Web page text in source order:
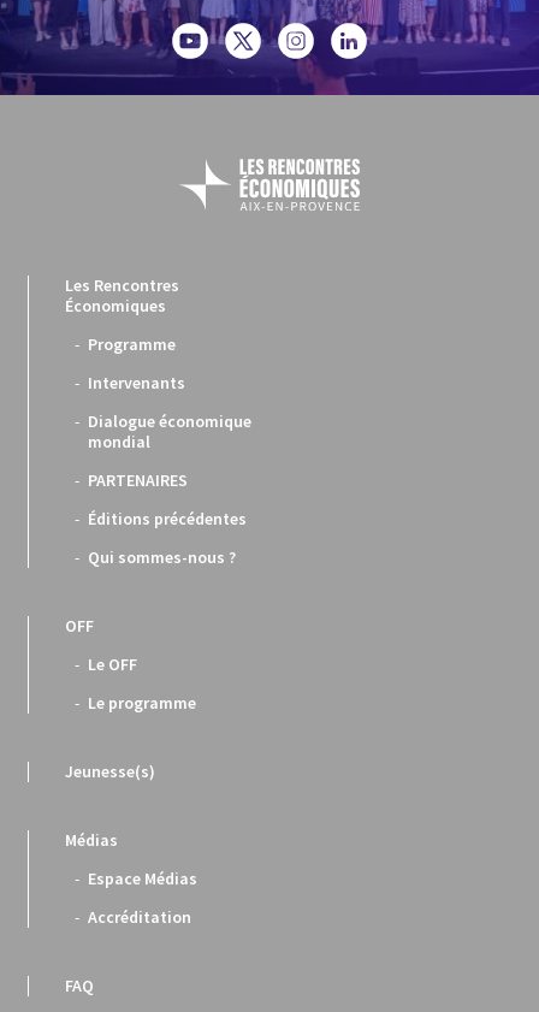
Les Rencontres
Économiques
Programme
Intervenants
Dialogue économique
mondial
PARTENAIRES
Éditions précédentes
Qui sommes-nous ?
OFF
Le OFF
Le programme
Jeunesse(s)
Médias
Espace Médias
Accréditation
FAQ